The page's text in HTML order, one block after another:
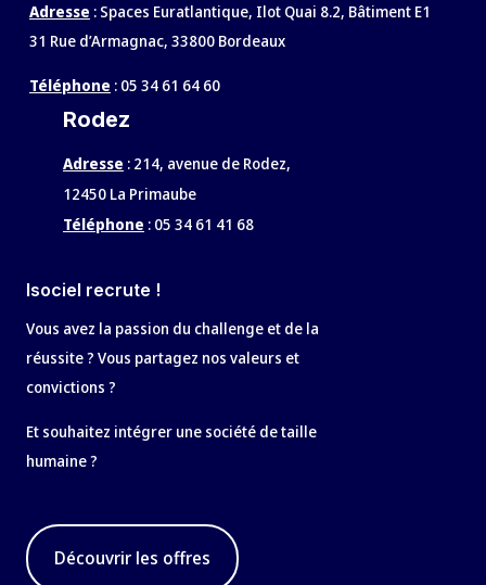
Adresse : Spaces Euratlantique, Ilot Quai 8.2, Bâtiment E1
31 Rue d’Armagnac, 33800 Bordeaux
Téléphone : 05 34 61 64 60
Rodez
Adresse : 214, avenue de Rodez,
12450 La Primaube
Téléphone : 05 34 61 41 68
Isociel recrute !
Vous avez la passion du challenge et de la
réussite ? Vous partagez nos valeurs et
convictions ?
Et souhaitez intégrer une société de taille
humaine ?
Découvrir les offres